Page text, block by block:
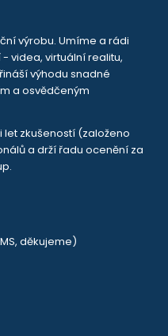
výrobu. Umíme a rádi
videa, virtuální realitu,
výhodu snadné
a osvědčeným
let zkušeností (založeno
a drží řadu ocenění za
děkujeme)